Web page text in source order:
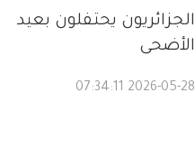
الجزائريون يحتفلون بعيد
الأضحى
2026-05-28 07:34:11